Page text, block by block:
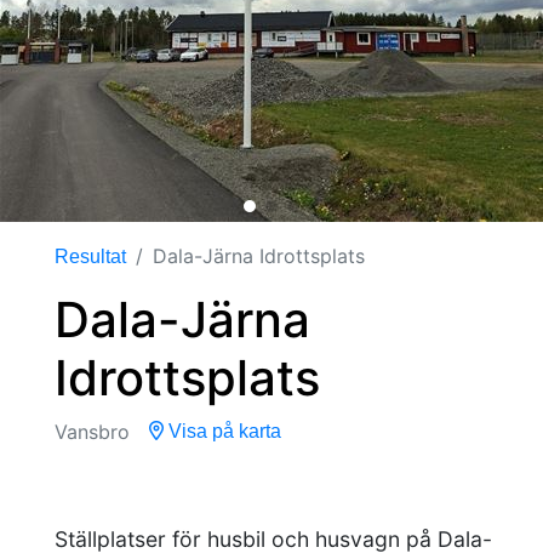
Resultat Dala-Järna Idrottsplats
Dala-Järna
Idrottsplats
Vansbro Visa på karta
Ställplatser för husbil och husvagn på Dala-